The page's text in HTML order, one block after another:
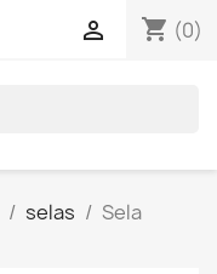
shopping_cart (0)

selas
Sela